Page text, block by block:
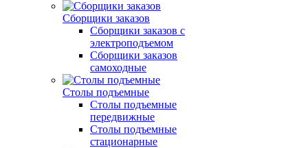
Сборщики заказов
Сборщики заказов с
электроподъемом
Сборщики заказов
самоходные
Столы подъемные
Столы подъемные
передвижные
Столы подъемные
стационарные